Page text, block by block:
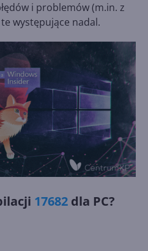
i problemów (m.in. z
występujące nadal.
17682 dla PC?